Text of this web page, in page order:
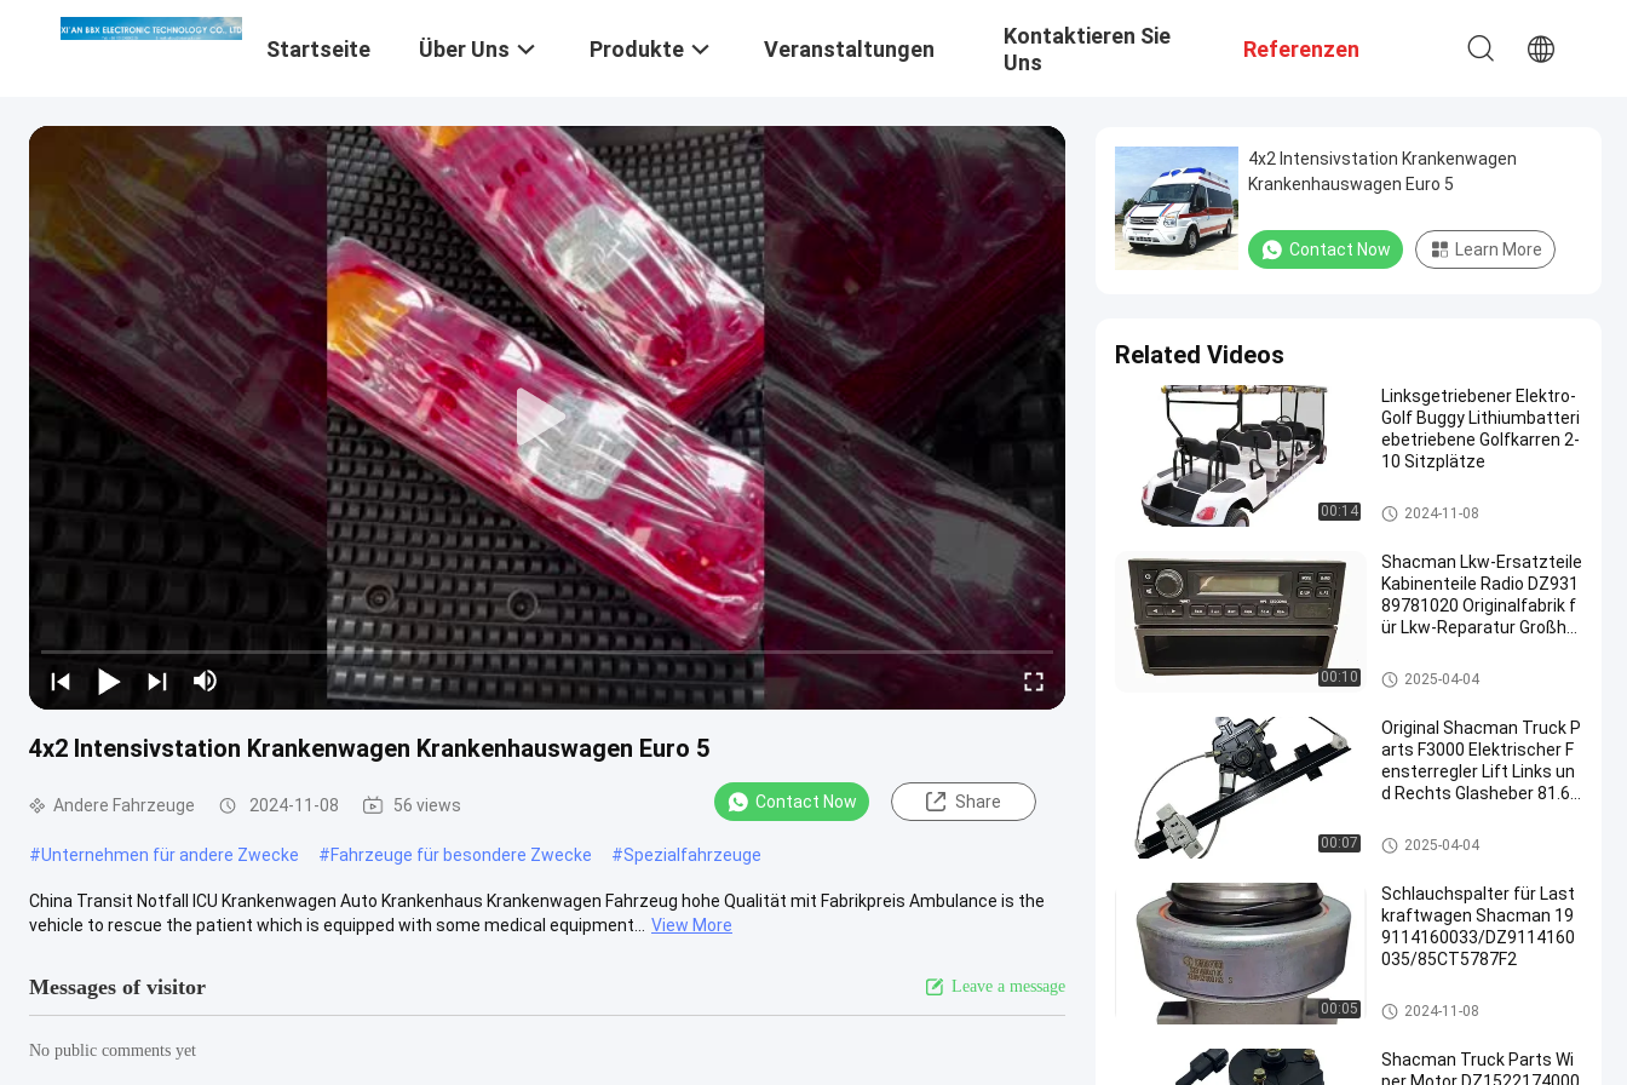
Startseite Über Uns Produkte Veranstaltungen
Kontaktieren Sie
Uns
Referenzen
4x2 Intensivstation Krankenwagen Krankenhauswagen Euro 5
Andere Fahrzeuge 2024-11-08 56 views Contact Now Share
#Unternehmen für andere Zwecke #Fahrzeuge für besondere Zwecke #Spezialfahrzeuge
China Transit Notfall ICU Krankenwagen Auto Krankenhaus Krankenwagen Fahrzeug hohe Qualität mit Fabrikpreis Ambulance is the
vehicle to rescue the patient which is equipped with some medical equipment...
View More
Messages of visitor Leave a message
No public comments yet
4x2 Intensivstation Krankenwagen
Krankenhauswagen Euro 5
Contact Now Learn More
Related Videos
00:14
Linksgetriebener Elektro-
Golf Buggy Lithiumbatteri
ebetriebene Golfkarren 2-
10 Sitzplätze
Andere Fahrzeuge
2024-11-08
00:10
Shacman Lkw-Ersatzteile
Kabinenteile Radio DZ931
89781020 Originalfabrik f
ür Lkw-Reparatur Großha
Shacman-LKW-Ersatzteile
2025-04-04
00:07
Original Shacman Truck P
arts F3000 Elektrischer F
ensterregler Lift Links un
d Rechts Glasheber 81.62
Shacman-LKW-Ersatzteile
2025-04-04
00:05
Schlauchspalter für Last
kraftwagen Shacman 19
9114160033/DZ9114160
035/85CT5787F2
Teile für Kraftfahrzeuggetriebe
2024-11-08
Shacman Truck Parts Wi